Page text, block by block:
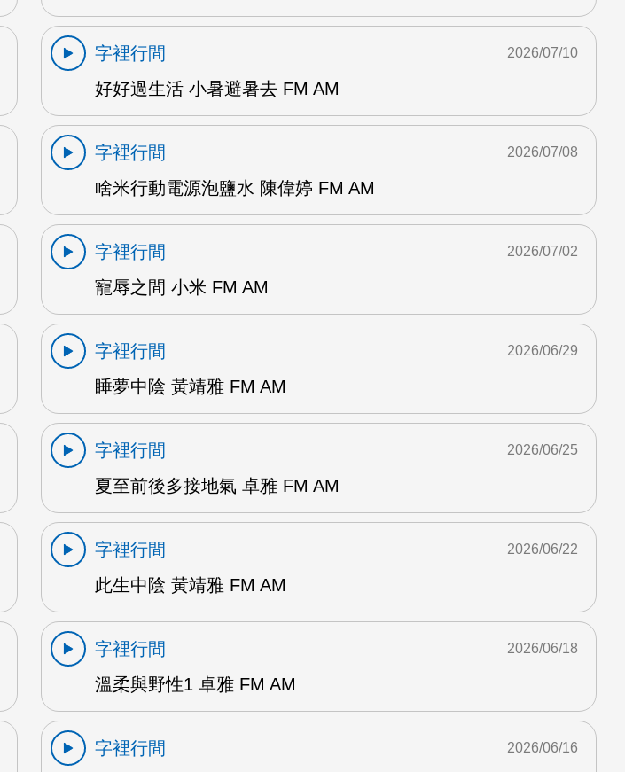
字裡行間
好好過生活 小暑避暑去 FM AM
2026/07/10
字裡行間
啥米行動電源泡鹽水 陳偉婷 FM AM
2026/07/08
字裡行間
寵辱之間 小米 FM AM
2026/07/02
字裡行間
睡夢中陰 黃靖雅 FM AM
2026/06/29
字裡行間
夏至前後多接地氣 卓雅 FM AM
2026/06/25
字裡行間
此生中陰 黃靖雅 FM AM
2026/06/22
字裡行間
溫柔與野性1 卓雅 FM AM
2026/06/18
字裡行間
2026/06/16